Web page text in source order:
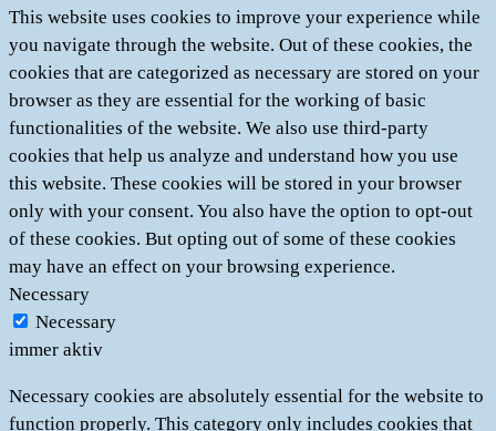
This website uses cookies to improve your experience while
you navigate through the website. Out of these cookies, the
cookies that are categorized as necessary are stored on your
browser as they are essential for the working of basic
functionalities of the website. We also use third-party
cookies that help us analyze and understand how you use
this website. These cookies will be stored in your browser
only with your consent. You also have the option to opt-out
of these cookies. But opting out of some of these cookies
may have an effect on your browsing experience.
Necessary
Necessary
immer aktiv
Necessary cookies are absolutely essential for the website to
function properly. This category only includes cookies that